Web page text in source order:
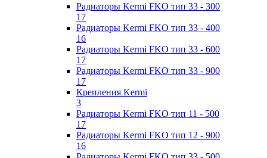
Радиаторы Kermi FKO тип 33 - 300
17
Радиаторы Kermi FKO тип 33 - 400
16
Радиаторы Kermi FKO тип 33 - 600
17
Радиаторы Kermi FKO тип 33 - 900
17
Крепления Kermi
3
Радиаторы Kermi FKO тип 11 - 500
17
Радиаторы Kermi FKO тип 12 - 900
16